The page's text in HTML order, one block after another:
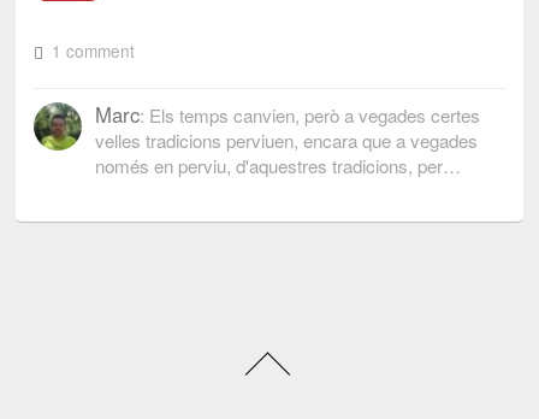
1 comment
Marc: Els temps canvien, però a vegades certes
velles tradicions perviuen, encara que a vegades
només en perviu, d'aquestres tradicions, per…